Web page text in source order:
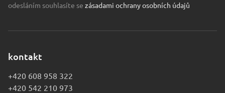
odesláním souhlasíte se zásadami ochrany osobních údajů
kontakt
+420 608 958 322
+420 542 210 973